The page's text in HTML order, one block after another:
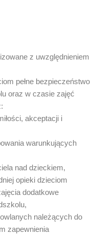
z uwzględnieniem
pełne bezpieczeństwo
oraz w czasie zajęć
akceptacji i
warunkujących
nad dzieckiem,
opieki dzieciom
dodatkowe
należących do
zapewnienia